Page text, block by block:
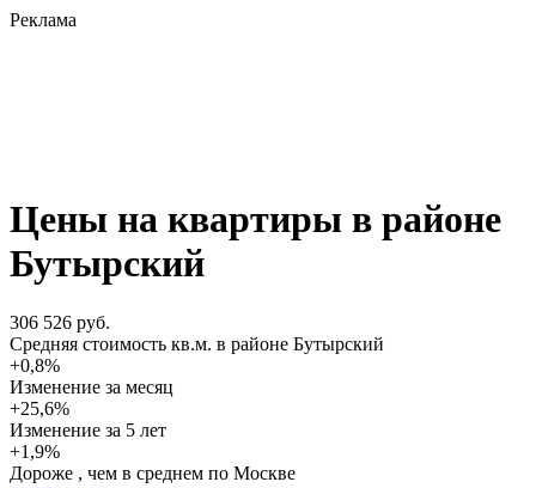
Реклама
Цены на квартиры в районе
Бутырский
306 526 руб.
Cредняя стоимость кв.м. в районе Бутырский
+0,8%
Изменение за месяц
+25,6%
Изменение за 5 лет
+1,9%
Дороже , чем в среднем по Москве